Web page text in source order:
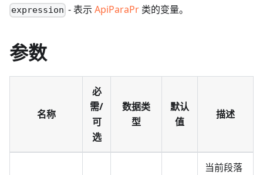
expression - 表示ApiParaPr 类的变量。
参数
名称
必
需/
可
选
数据类
型
默认
值
描述
当前段落